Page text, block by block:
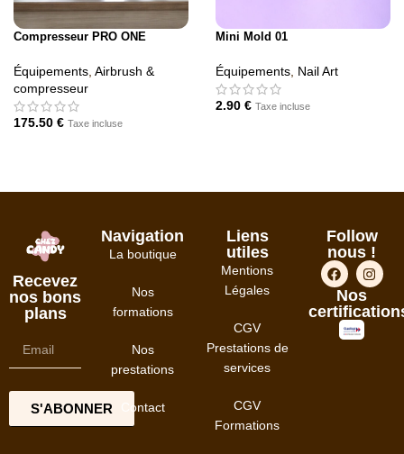
Compresseur PRO ONE
Équipements Airbrush &
compresseur
175.50 € Taxe incluse
Mini Mold 01
Équipements, Nail Art
2.90 € Taxe incluse
Recevez
nos bons
plans
S'ABONNER
Navigation
La boutique
Nos
formations
Nos
prestations
Contact
Liens
utiles
Mentions
Légales
CGV
Prestations de
services
CGV
Formations
Follow
nous !
Nos